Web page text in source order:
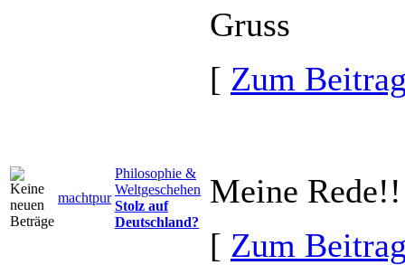
Gruss
[ Zum
machtpur
Philosophie &
Weltgeschehen
Stolz auf
Deutschland?
Meine
[ Zum